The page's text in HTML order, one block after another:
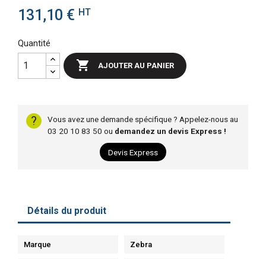
131,10 € HT
Quantité
 AJOUTER AU PANIER
?
Vous avez une demande spécifique ? Appelez-nous au
03 20 10 83 50 ou demandez un devis Express !
Devis Express
Détails du produit
Marque Zebra